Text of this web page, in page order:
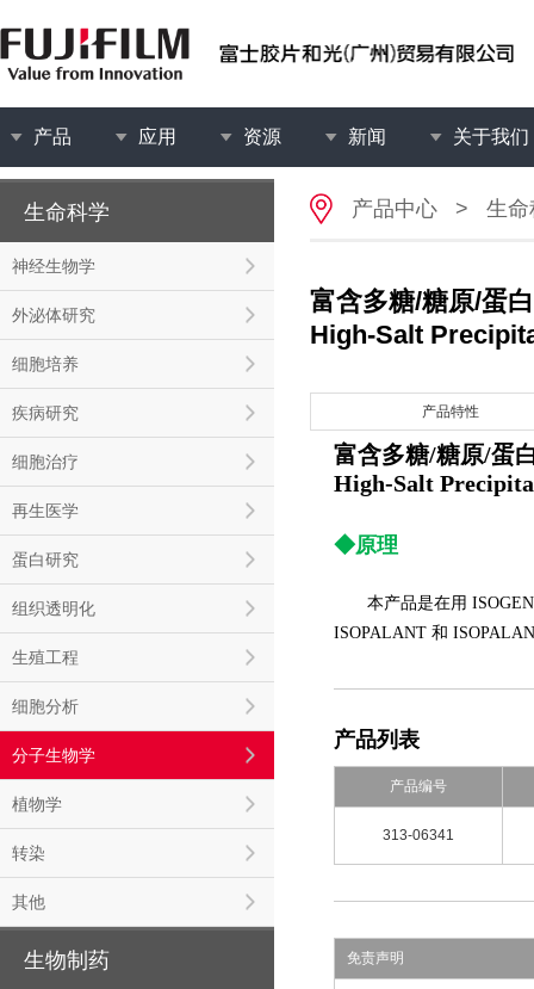
产品 应用 资源 新闻 关于我们
生命科学
神经生物学
外泌体研究
细胞培养
疾病研究
细胞治疗
再生医学
蛋白研究
组织透明化
生殖工程
细胞分析
分子生物学
植物学
转染
其他
生物制药
产品中心 > 生命
富含多糖/糖原/蛋
High-Salt
产品特性
富含多糖/糖原/蛋
High-Salt
◆原理
本产品是在用 ISOGEN
ISOPALANT 和
产品列表
产品编号
313-06341
免责声明